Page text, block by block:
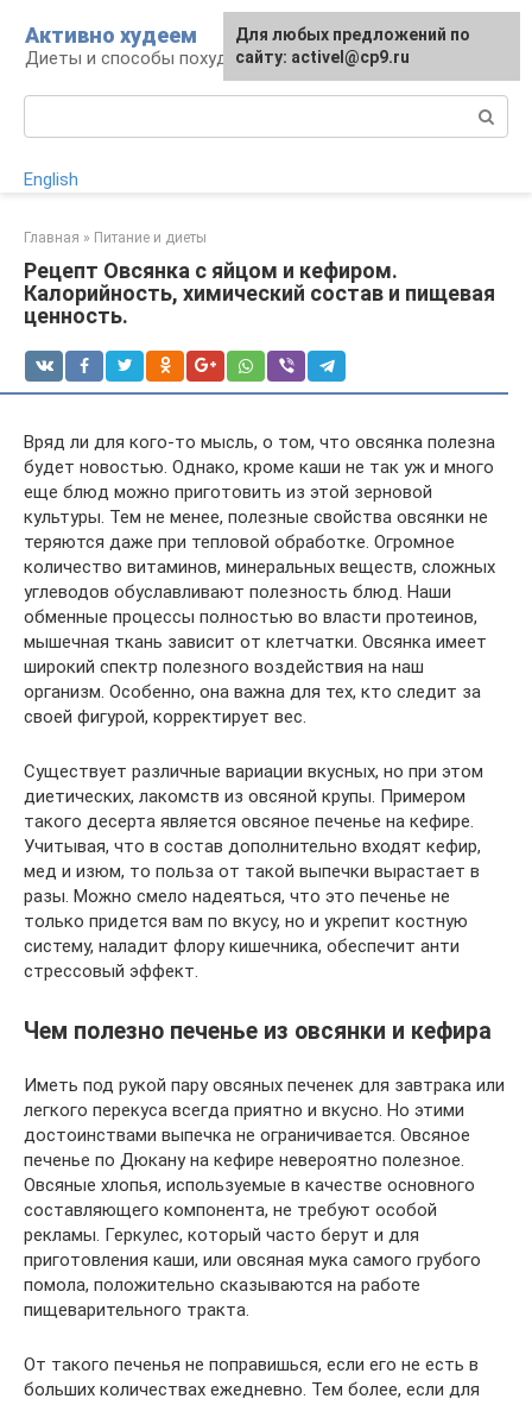
контенту
Активно худеем
Диеты и способы похудения
English
Главная » Питание и диеты
Рецепт Овсянка с яйцом и кефиром.
Калорийность, химический состав и пищевая
ценность.
Вряд ли для кого-то мысль, о том, что овсянка полезна
будет новостью. Однако, кроме каши не так уж и много
еще блюд можно приготовить из этой зерновой
культуры. Тем не менее, полезные свойства овсянки не
теряются даже при тепловой обработке. Огромное
количество витаминов, минеральных веществ, сложных
углеводов обуславливают полезность блюд. Наши
обменные процессы полностью во власти протеинов,
мышечная ткань зависит от клетчатки. Овсянка имеет
широкий спектр полезного воздействия на наш
организм. Особенно, она важна для тех, кто следит за
своей фигурой, корректирует вес.
Существует различные вариации вкусных, но при этом
диетических, лакомств из овсяной крупы. Примером
такого десерта является овсяное печенье на кефире.
Учитывая, что в состав дополнительно входят кефир,
мед и изюм, то польза от такой выпечки вырастает в
разы. Можно смело надеяться, что это печенье не
только придется вам по вкусу, но и укрепит костную
систему, наладит флору кишечника, обеспечит анти
стрессовый эффект.
Чем полезно печенье из овсянки и кефира
Иметь под рукой пару овсяных печенек для завтрака или
легкого перекуса всегда приятно и вкусно. Но этими
достоинствами выпечка не ограничивается. Овсяное
печенье по Дюкану на кефире невероятно полезное.
Овсяные хлопья, используемые в качестве основного
составляющего компонента, не требуют особой
рекламы. Геркулес, который часто берут и для
приготовления каши, или овсяная мука самого грубого
помола, положительно сказываются на работе
пищеварительного тракта.
От такого печенья не поправишься, если его не есть в
больших количествах ежедневно. Тем более, если для
Для любых предложений по
сайту: activel@cp9.ru